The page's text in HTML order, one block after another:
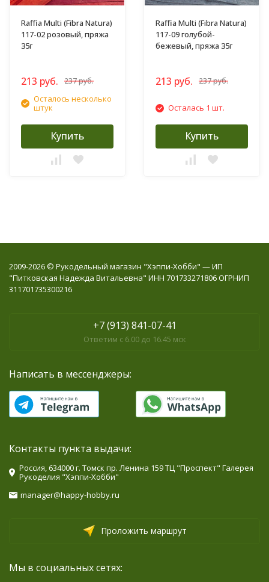
Raffia Multi (Fibra Natura)
117-02 розовый, пряжа
35г
213 руб. 237 руб.
Осталось несколько
штук
Купить
Raffia Multi (Fibra Natura)
117-09 голубой-
бежевый, пряжа 35г
213 руб. 237 руб.
Осталась 1 шт.
Купить
2009-2026 © Рукодельный магазин "Хэппи-Хобби" — ИП
"Питковская Надежда Витальевна" ИНН 701733271806 ОГРНИП
311701735300216
+7 (913) 841-07-41
Ответим с 6.00 до 16.45 мск
Написать в мессенджеры:
Контакты пункта выдачи:
Россия, 634000 г. Томск пр. Ленина 159 ТЦ "Проспект" Галерея
Рукоделия "Хэппи-Хобби"
manager@happy-hobby.ru
Проложить маршрут
Мы в социальных сетях: